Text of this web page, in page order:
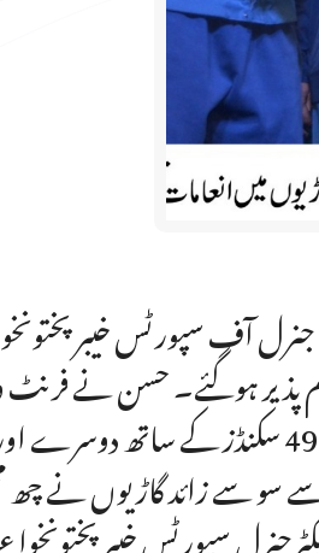
جنرل آف سپورٹس خیبر
سو سے زائد گاڑیوں نے
سپورٹس